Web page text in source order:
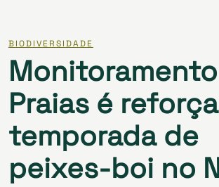
BIODIVERSIDADE
Praias é
temporada de
peixes-boi no